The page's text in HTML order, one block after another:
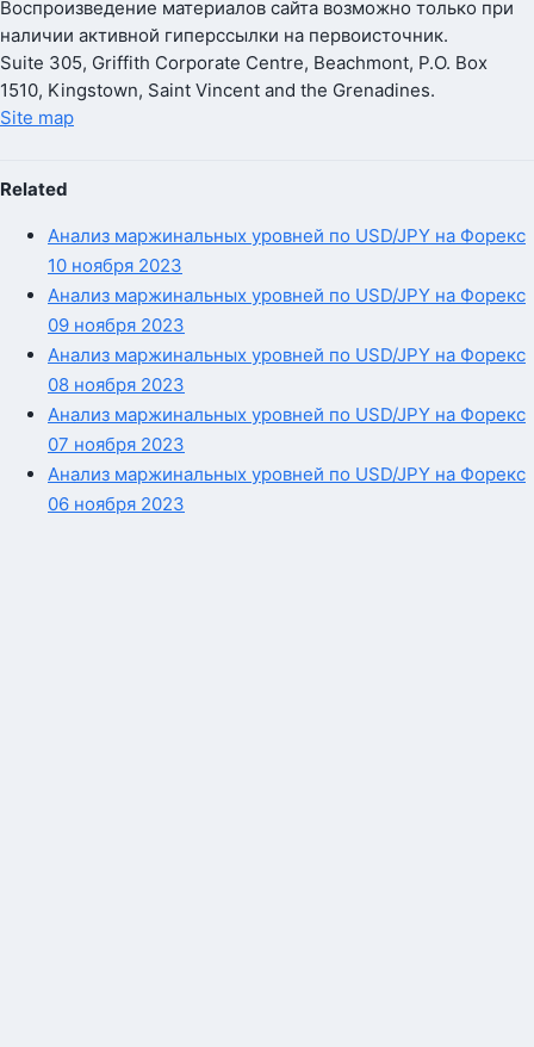
Воспроизведение материалов сайта возможно только при
наличии активной гиперссылки на первоисточник.
Suite 305, Griffith Corporate Centre, Beachmont, P.O. Box
1510, Kingstown, Saint Vincent and the Grenadines.
Site map
Related
Анализ маржинальных уровней по USD/JPY на Форекс
10 ноября 2023
Анализ маржинальных уровней по USD/JPY на Форекс
09 ноября 2023
Анализ маржинальных уровней по USD/JPY на Форекс
08 ноября 2023
Анализ маржинальных уровней по USD/JPY на Форекс
07 ноября 2023
Анализ маржинальных уровней по USD/JPY на Форекс
06 ноября 2023